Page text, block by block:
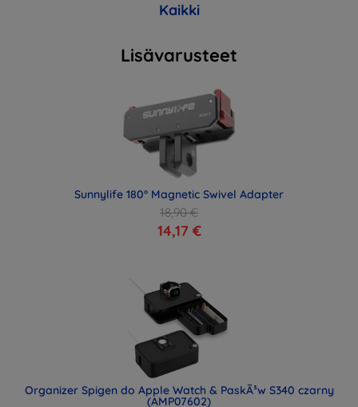
Kaikki
Lisävarusteet
Sunnylife 180° Magnetic Swivel Adapter
18,90 €
14,17 €
Organizer Spigen do Apple Watch & PaskÃ³w S340 czarny
(AMP07602)